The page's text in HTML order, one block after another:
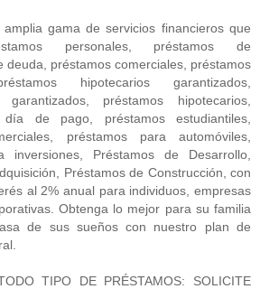
gama de servicios financieros que
personales, préstamos de
deuda, préstamos comerciales, préstamos
hipotecarios garantizados,
préstamos hipotecarios,
de pago, préstamos estudiantiles,
préstamos para automóviles,
inversiones, Préstamos de Desarrollo,
Préstamos de Construcción, con
al 2% anual para individuos, empresas
Obtenga lo mejor para su familia
de sus sueños con nuestro plan de
TIPO DE PRÉSTAMOS: SOLICITE